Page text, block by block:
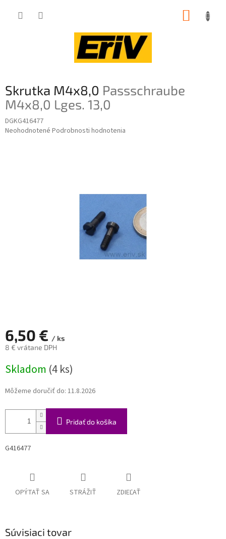
Skrutka M4x8,0 Passschraube
M4x8,0 Lges. 13,0
DGKG416477
Priemerné
Neohodnotené Podrobnosti hodnotenia
6,50 € / ks
8 € vrátane DPH
cena:
Skladom (4 ks)
Môžeme doručiť do: 11.8.2026
Pridať do košíka
G416477
OPÝTAŤ SA STRÁŽIŤ ZDIEĽAŤ
Súvisiaci tovar